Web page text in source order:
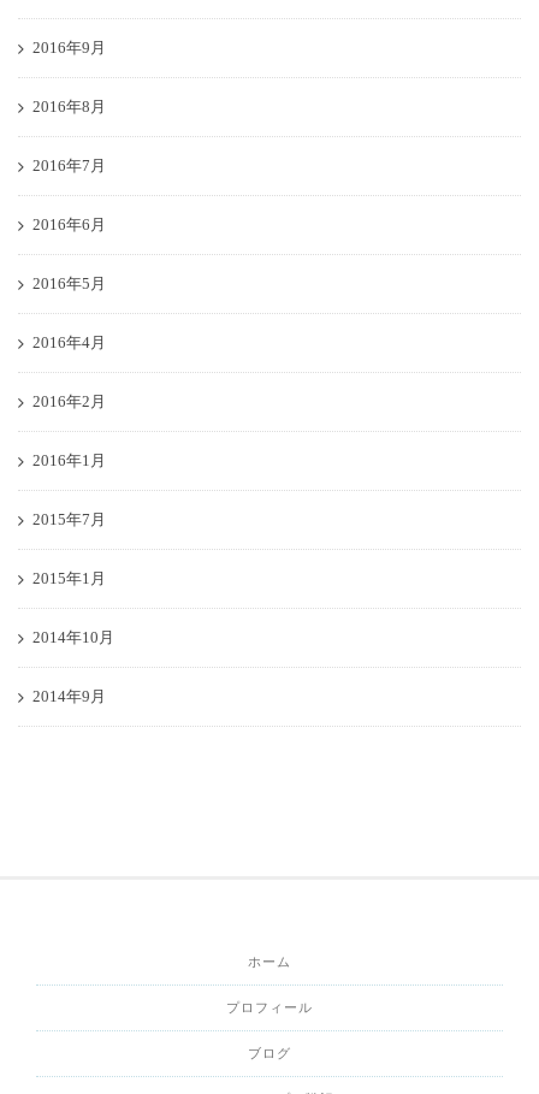
2016年9月
2016年8月
2016年7月
2016年6月
2016年5月
2016年4月
2016年2月
2016年1月
2015年7月
2015年1月
2014年10月
2014年9月
ホーム
プロフィール
ブログ